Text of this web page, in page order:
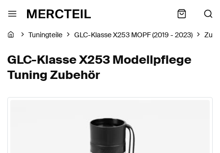
Tuningteile GLC-Klasse X253 MOPF (2019 - 2023)
GLC-Klasse X253 Modellpflege
Tuning Zubehör